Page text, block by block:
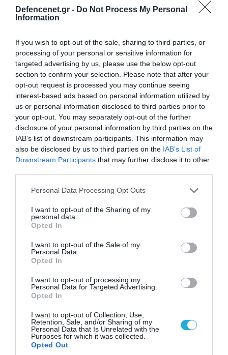
Defencenet.gr - Do Not Process My Personal
Information
If you wish to opt-out of the sale, sharing to third parties, or
processing of your personal or sensitive information for
targeted advertising by us, please use the below opt-out
section to confirm your selection. Please note that after your
opt-out request is processed you may continue seeing
interest-based ads based on personal information utilized by
us or personal information disclosed to third parties prior to
your opt-out. You may separately opt-out of the further
disclosure of your personal information by third parties on the
IAB’s list of downstream participants. This information may
also be disclosed by us to third parties on the IAB’s List of
Downstream Participants that may further disclose it to other
Please note that this website/app uses one or more Google
not limited to your visit or usage behaviour. You may click to
grant or deny consent to Google and its third-party tags to
use your data for below specified purposes in below Google
consent section.
Personal Data Processing Opt Outs
I want to opt-out of the Sharing of my
personal data.
Opted In
I want to opt-out of the Sale of my
Personal Data.
Opted In
I want to opt-out of processing my
Personal Data for Targeted Advertising.
Opted In
I want to opt-out of Collection, Use,
Retention, Sale, and/or Sharing of my
Personal Data that Is Unrelated with the
Purposes for which it was collected.
Opted Out
κεφαλές που η κάθε μία μπορεί
Το σχέδιο των ισραηλινών για
να πείσουν τον Ν.Τραμπ να
χτυπήσει το Ιράν – Η εμπλοκή
του Μ.Αχμαντινετζάντ
07.08.2026
Έκρηξη σε παγιδευμένο
λεωφορείο κοντά στη Δαμασκό
– Αναφορές για νεκρούς και
τραυματίες (βίντεο)
Μαροκινός παράνομος μετανάστης επιτέθηκε
σε 42χρονη σε στάση Τραμ στην Ισπανία και
απείλησε ότι θα την κακοποιήσει!